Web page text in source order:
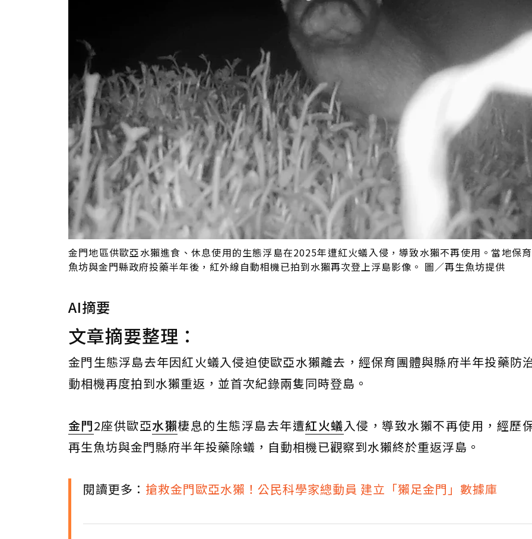
金門地區供歐亞水獺進食、休息使用的生態浮島在2025年遭紅火蟻入侵，導致水獺不再使用。當地保
魚坊與金門縣政府投藥半年後，紅外線自動相機已拍到水獺再次登上浮島影像。 圖／再生魚坊提供
AI摘要
文章摘要整理：
金門生態浮島去年因紅火蟻入侵迫使歐亞水獺離去，經保育團體與縣府半年投藥防
動相機再度拍到水獺重返，並首次紀錄兩隻同時登島。
金門2座供歐亞水獺棲息的生態浮島去年遭紅火蟻入侵，導致水獺不再使用，經歷
再生魚坊與金門縣府半年投藥除蟻，自動相機已觀察到水獺終於重返浮島。
閱讀更多： 搶救金門歐亞水獺！公民科學家總動員 建立「獺足金門」數據庫